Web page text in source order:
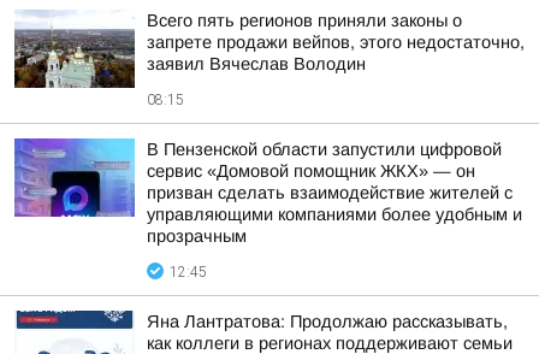
Всего пять регионов приняли законы о
запрете продажи вейпов, этого недостаточно,
заявил Вячеслав Володин
08:15
В Пензенской области запустили цифровой
сервис «Домовой помощник ЖКХ» — он
призван сделать взаимодействие жителей с
управляющими компаниями более удобным и
прозрачным
12:45
Яна Лантратова: Продолжаю рассказывать,
как коллеги в регионах поддерживают семьи